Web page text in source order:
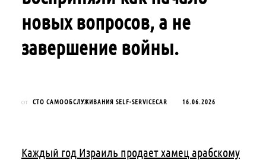
новых вопросов, а не
завершение войны.
от СТО САМООБСЛУЖИВАНИЯ SELF-SERVICECAR 16.06.2026
Каждый год Израиль продает хамец арабскому